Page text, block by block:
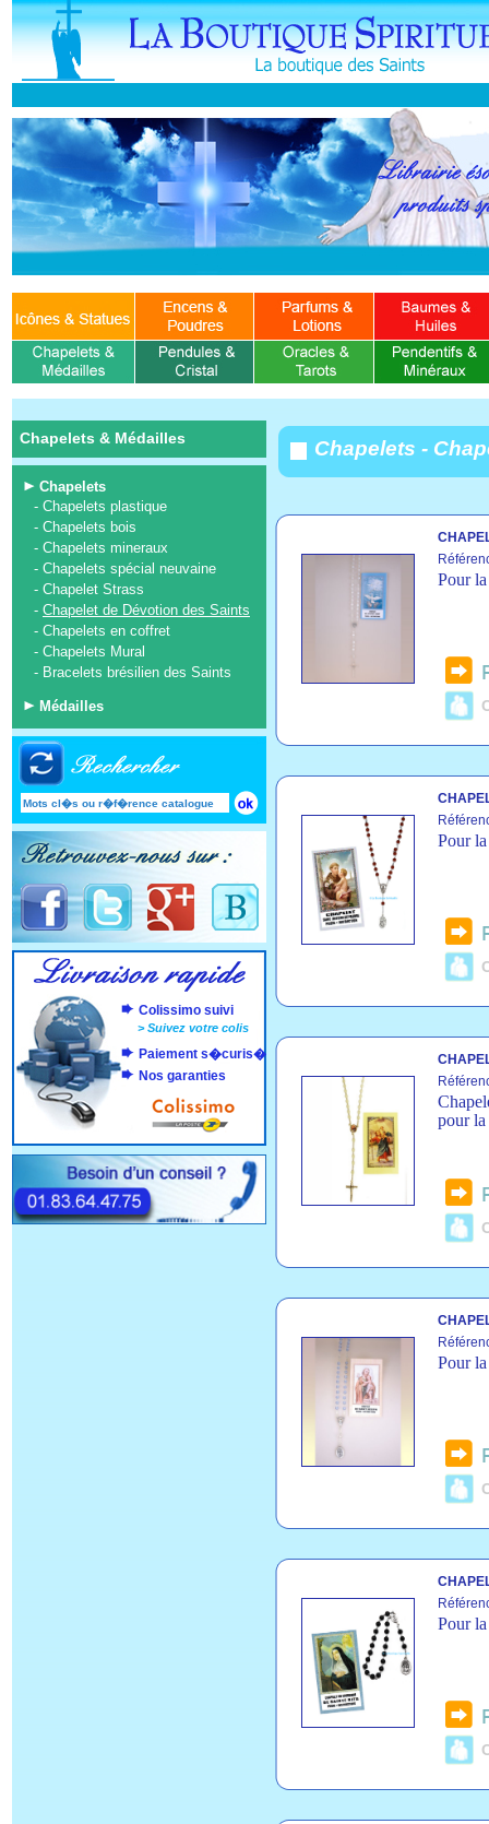
Chapelets & Médailles
Chapelets
- Chapelets plastique
- Chapelets bois
- Chapelets mineraux
- Chapelets spécial neuvaine
- Chapelet Strass
- Chapelet de Dévotion des Saints
- Chapelets en coffret
- Chapelets Mural
- Bracelets brésilien des Saints
Médailles
Colissimo suivi
>Suivez votre colis
Paiement s�curis�
Nos garanties
Chapelets -
Pour
Pour
pour la
Pour
Pour